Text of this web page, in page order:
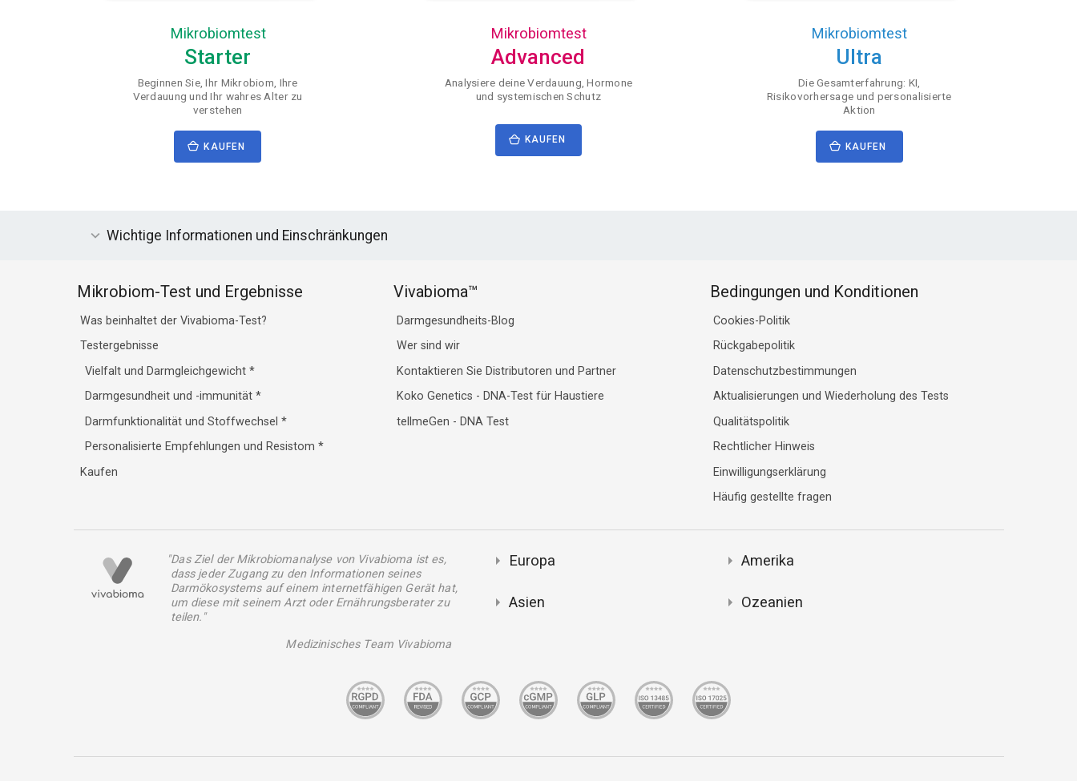
Mikrobiomtest
Starter
Beginnen Sie, Ihr Mikrobiom, Ihre
Verdauung und Ihr wahres Alter zu
verstehen
KAUFEN
Mikrobiomtest
Advanced
Analysiere deine Verdauung, Hormone
und systemischen Schutz
KAUFEN
Mikrobiomtest
Ultra
Die Gesamterfahrung: KI,
Risikovorhersage und personalisierte
Aktion
KAUFEN
Wichtige Informationen und Einschränkungen
Mikrobiom-Test und Ergebnisse
Was beinhaltet der Vivabioma-Test?
Testergebnisse
Vielfalt und Darmgleichgewicht *
Darmgesundheit und -immunität *
Darmfunktionalität und Stoffwechsel *
Personalisierte Empfehlungen und Resistom *
Kaufen
Vivabioma™
Darmgesundheits-Blog
Wer sind wir
Kontaktieren Sie Distributoren und Partner
Koko Genetics - DNA-Test für Haustiere
tellmeGen - DNA Test
Bedingungen und Konditionen
Cookies-Politik
Rückgabepolitik
Datenschutzbestimmungen
Aktualisierungen und Wiederholung des Tests
Qualitätspolitik
Rechtlicher Hinweis
Einwilligungserklärung
Häufig gestellte fragen
"Das Ziel der Mikrobiomanalyse von Vivabioma ist es,
dass jeder Zugang zu den Informationen seines
Darmökosystems auf einem internetfähigen Gerät hat,
um diese mit seinem Arzt oder Ernährungsberater zu
teilen."
Medizinisches Team Vivabioma
Europa
Asien
Amerika
Ozeanien